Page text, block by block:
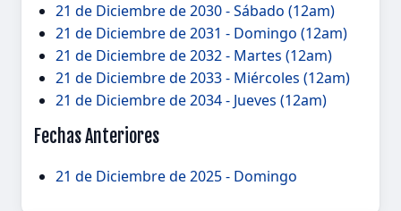
21 de Diciembre de 2030 - Sábado (12am)
21 de Diciembre de 2031 - Domingo (12am)
21 de Diciembre de 2032 - Martes (12am)
21 de Diciembre de 2033 - Miércoles (12am)
21 de Diciembre de 2034 - Jueves (12am)
Fechas Anteriores
21 de Diciembre de 2025 - Domingo